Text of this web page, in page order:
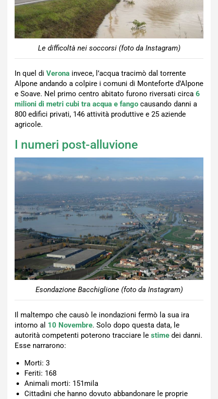
Le difficoltà nei soccorsi (foto da Instagram)
In quel di Verona invece, l’acqua tracimò dal torrente
Alpone andando a colpire i comuni di Monteforte d’Alpone
e Soave. Nel primo centro abitato furono riversati circa 6
milioni di metri cubi tra acqua e fango causando danni a
800 edifici privati, 146 attività produttive e 25 aziende
agricole.
I numeri post-alluvione
Esondazione Bacchiglione (foto da Instagram)
Il maltempo che causò le inondazioni fermò la sua ira
intorno al 10 Novembre. Solo dopo questa data, le
autorità competenti poterono tracciare le stime dei danni.
Esse narrarono:
Morti: 3
Feriti: 168
Animali morti: 151mila
Cittadini che hanno dovuto abbandonare le proprie